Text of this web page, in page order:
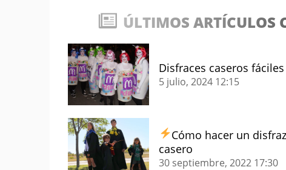
ÚLTIMOS ARTÍCULOS
Disfraces caseros
5 julio, 2024 12:15
Cómo hacer un
casero
30 septiembre, 2022 17:30